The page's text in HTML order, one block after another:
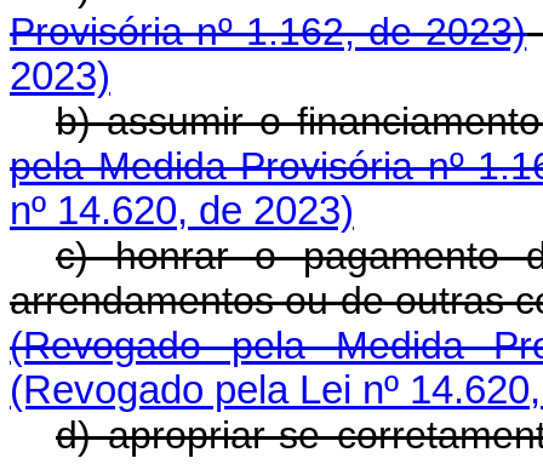
Provisória nº 1.162, de 2023)
2023)
b) assumir o
pela Medida Provisória nº
nº 14.620, de 2023)
c) honrar o pagamento
arrendamentos ou de outras
(Revogado pela Medida
(Revogado pela Lei nº
d) apropriar-se